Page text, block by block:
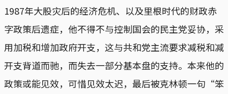
1987年大股灾后的经济危机、以及里根时代的财政赤
字政策后遗症，他不得不与控制国会的民主党妥协，采
用加税和增加政府开支，这与共和党主流要求减税和减
开支背道而驰，而失去一部分基本盘的支持。本来他的
政策或能见效，可惜见效太迟，最后被克林顿一句“笨